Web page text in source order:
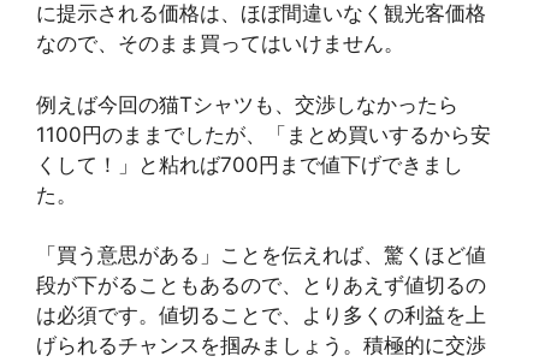
に提示される価格は、ほぼ間違いなく観光客価格
なので、そのまま買ってはいけません。
例えば今回の猫Tシャツも、交渉しなかったら
1100円のままでしたが、「まとめ買いするから安
くして！」と粘れば700円まで値下げできまし
た。
「買う意思がある」ことを伝えれば、驚くほど値
段が下がることもあるので、とりあえず値切るの
は必須です。値切ることで、より多くの利益を上
げられるチャンスを掴みましょう。積極的に交渉